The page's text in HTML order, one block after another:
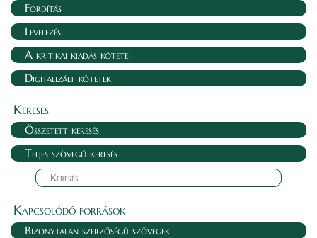
Fordítás
Levelezés
A kritikai kiadás kötetei
Digitalizált kötetek
Keresés
Összetett keresés
Teljes szövegű keresés
Kapcsolódó források
Bizonytalan szerzőségű szövegek